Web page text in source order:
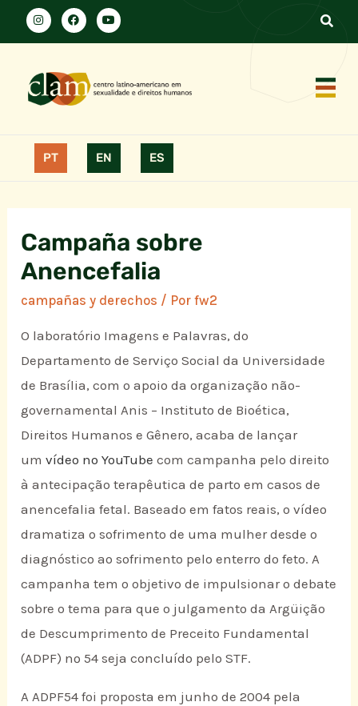
PT EN ES
Campaña sobre
Anencefalia
campañas y derechos / Porfw2
O laboratório Imagens e Palavras, do
Departamento de Serviço Social da Universidade
de Brasília, com o apoio da organização não-
governamental Anis – Instituto de Bioética,
Direitos Humanos e Gênero, acaba de lançar
umvídeo no YouTubecom campanha pelo direito
à antecipação terapêutica de parto em casos de
anencefalia fetal. Baseado em fatos reais, o vídeo
dramatiza o sofrimento de uma mulher desde o
diagnóstico ao sofrimento pelo enterro do feto. A
campanha tem o objetivo de impulsionar o debate
sobre o tema para que o julgamento da Argüição
de Descumprimento de Preceito Fundamental
(ADPF) nº 54 seja concluído pelo STF.
A ADPF54 foi proposta em junho de 2004 pela